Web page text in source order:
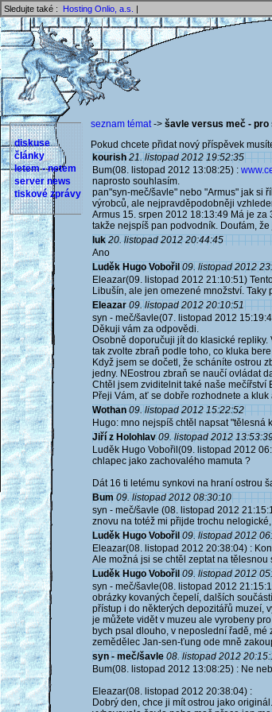
Sledujte také : Hosting Onlio, a.s. |
diskuse
články
letem - netem
server news
tiskové zprávy
seznam témat-> šavle versus meč - pro
Pokud chcete přidat nový příspěvek
kourish 21. listopad 2012 19:52:35
Bum(08. listopad 2012 13:08:25) :
naprosto souhlasím.
pan"syn-meč/šavle" nebo "Armus" jak si
výrobců, ale nejpravděpodobněji
Armus 15. srpen 2012 18:13:49 Má je
takže nejspíš pan podvodník. Doufám,
luk 20. listopad 2012 20:44:45
Ano
Luděk Hugo Vobořil 09. listopad 2012
Eleazar(09. listopad 2012 21:10:51)
Libušín, ale jen omezené množství.
Eleazar 09. listopad 2012 20:10:51
syn - meč/šavle(07. listopad 2012
Děkuji vám za odpovědi.
Osobně doporučuji jít do klasické
tak zvolte zbraň podle toho, co kluka
Když jsem se dočetl, že scháníte ostrou
jedny. NEostrou zbraň se naučí ovládat
Chtěl jsem zviditelnit také naše
Přeji Vám, ať se dobře rozhodnete a
Wothan 09. listopad 2012 15:22:52
Hugo: mno nejspíš chtěl napsat "tělesná
Jiří z Holohlav 09. listopad 2012
Luděk Hugo Vobořil(09. listopad 2012
chlapec jako zachovalého mamuta ?
Dát 16 ti letému synkovi na hraní ostrou
Bum 09. listopad 2012 08:30:10
syn - meč/šavle (08. listopad 2012
znovu na totéž mi přijde trochu
Luděk Hugo Vobořil 09. listopad 2012
Eleazar(08. listopad 2012 20:38:04) :
Ale možná jsi se chtěl zeptat na tělesnou
Luděk Hugo Vobořil 09. listopad 2012
syn - meč/šavle(08. listopad 2012
obrázky kovaných čepelí, dalších
přístup i do některých depozitářů muzeí,
je můžete vidět v muzeu ale vyrobeny
bych psal dlouho, v neposlední řadě,
zemědělec Jan-sen-ťung ode mně
syn - meč/šavle 08. listopad 2012
Bum(08. listopad 2012 13:08:25) : Ne
Eleazar(08. listopad 2012 20:38:04) :
Dobrý den, chce ji mít ostrou jako